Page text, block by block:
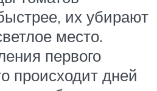
их убирают
место.
первого
происходит дней